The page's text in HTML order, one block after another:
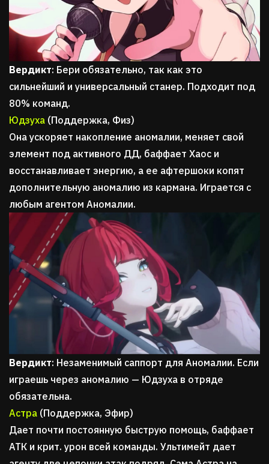
Вердикт: Бери обязательно, так как это
сильнейший и универсальный станер. Подходит под
80% команд.
Юдзуха (Поддержка, Физ)
Она ускоряет накопление аномалии, меняет свой
элемент под активного ДД, баффает Хаос и
восстанавливает энергию, а ее афтершоки копят
дополнительную аномалию из кармана. Играется с
любым агентом Аномалии.
Вердикт: Незаменимый саппорт для Аномалии. Если
играешь через аномалию — Юдзуха в отряде
обязательна.
Астра (Поддержка, Эфир)
Дает почти постоянную быструю помощь, баффает
АТК и крит. урон всей команды. Ультимейт дает